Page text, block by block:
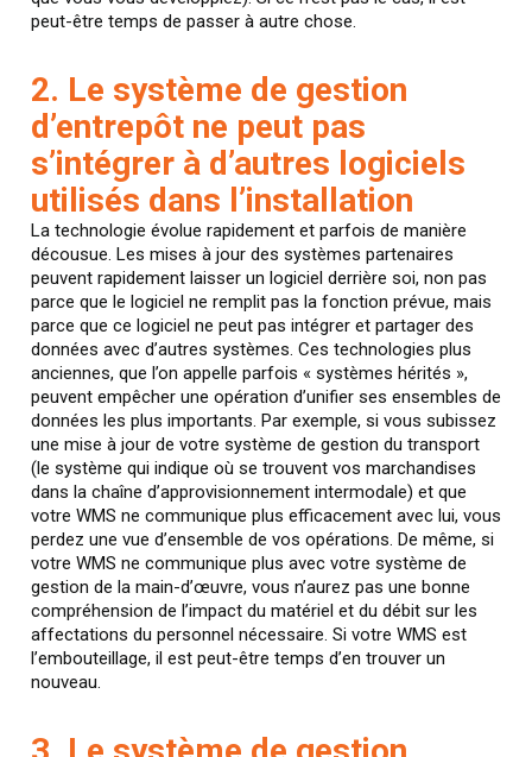
peut-être temps de passer à autre chose.
2. Le système de gestion
d’entrepôt ne peut pas
s’intégrer à d’autres logiciels
utilisés dans l’installation
La technologie évolue rapidement et parfois de manière
décousue. Les mises à jour des systèmes partenaires
peuvent rapidement laisser un logiciel derrière soi, non pas
parce que le logiciel ne remplit pas la fonction prévue, mais
parce que ce logiciel ne peut pas intégrer et partager des
données avec d’autres systèmes. Ces technologies plus
anciennes, que l’on appelle parfois « systèmes hérités »,
peuvent empêcher une opération d’unifier ses ensembles de
données les plus importants. Par exemple, si vous subissez
une mise à jour de votre système de gestion du transport
(le système qui indique où se trouvent vos marchandises
dans la chaîne d’approvisionnement intermodale) et que
votre WMS ne communique plus efficacement avec lui, vous
perdez une vue d’ensemble de vos opérations. De même, si
votre WMS ne communique plus avec votre système de
gestion de la main-d’œuvre, vous n’aurez pas une bonne
compréhension de l’impact du matériel et du débit sur les
affectations du personnel nécessaire. Si votre WMS est
l’embouteillage, il est peut-être temps d’en trouver un
nouveau.